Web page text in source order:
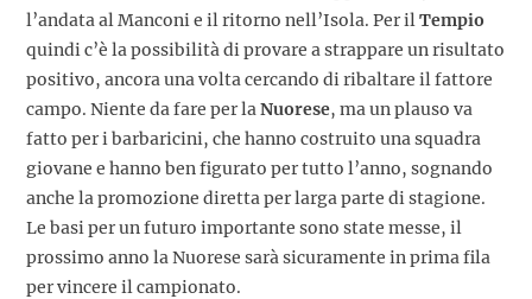
l’andata al Manconi e il ritorno nell’Isola. Per ilTempio
quindi c’è la possibilità di provare a strappare un risultato
positivo, ancora una volta cercando di ribaltare il fattore
campo. Niente da fare per laNuorese, ma un plauso va
fatto per i barbaricini, che hanno costruito una squadra
giovane e hanno ben figurato per tutto l’anno, sognando
anche la promozione diretta per larga parte di stagione.
Le basi per un futuro importante sono state messe, il
prossimo anno la Nuorese sarà sicuramente in prima fila
per vincere il campionato.